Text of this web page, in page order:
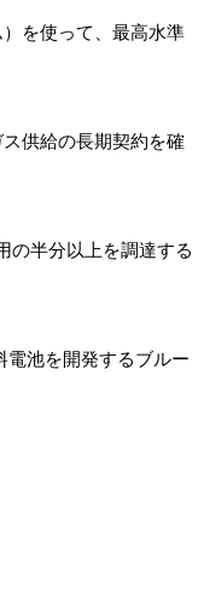
を使って、最高水準
供給の長期契約を確
の半分以上を調達する
電池を開発するブルー